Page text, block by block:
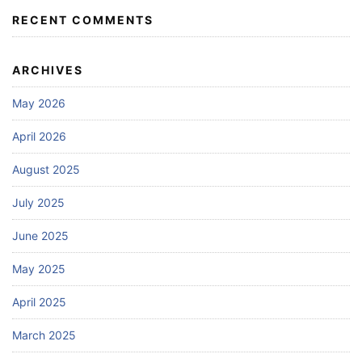
RECENT COMMENTS
ARCHIVES
May 2026
April 2026
August 2025
July 2025
June 2025
May 2025
April 2025
March 2025